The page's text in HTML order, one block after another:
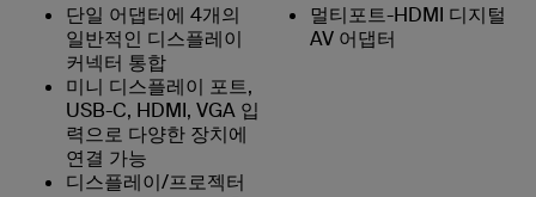
단일 어댑터에 4개의
일반적인 디스플레이
커넥터 통합
미니 디스플레이 포트,
USB-C, HDMI, VGA 입
력으로 다양한 장치에
연결 가능
디스플레이/프로젝터
멀티포트-HDMI 디지털
AV 어댑터